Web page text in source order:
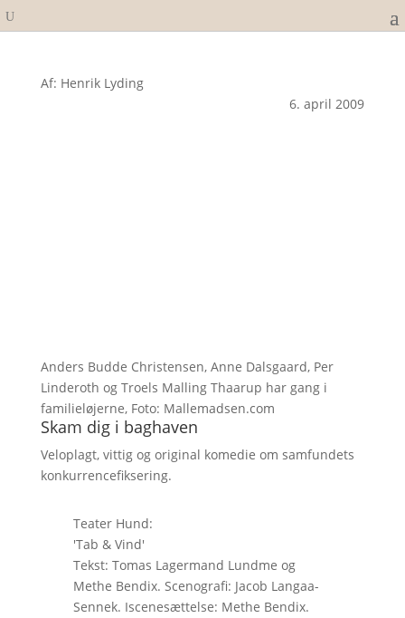
Af: Henrik Lyding
6. april 2009
Anders Budde Christensen, Anne Dalsgaard, Per
Linderoth og Troels Malling Thaarup har gang i
familieløjerne, Foto: Mallemadsen.com
Skam dig i baghaven
Veloplagt, vittig og original komedie om samfundets
konkurrencefiksering.
Teater Hund:
'Tab & Vind'
Tekst: Tomas Lagermand Lundme og
Methe Bendix. Scenografi: Jacob Langaa-
Sennek. Iscenesættelse: Methe Bendix.